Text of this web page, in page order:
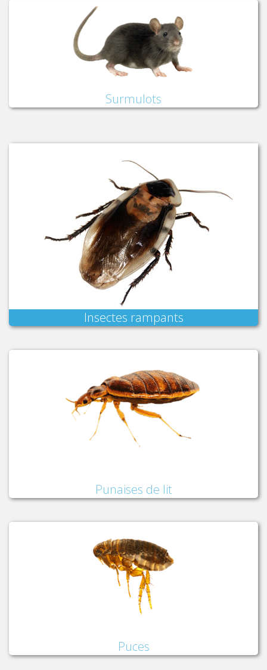
Surmulots
Insectes rampants
Punaises de lit
Puces